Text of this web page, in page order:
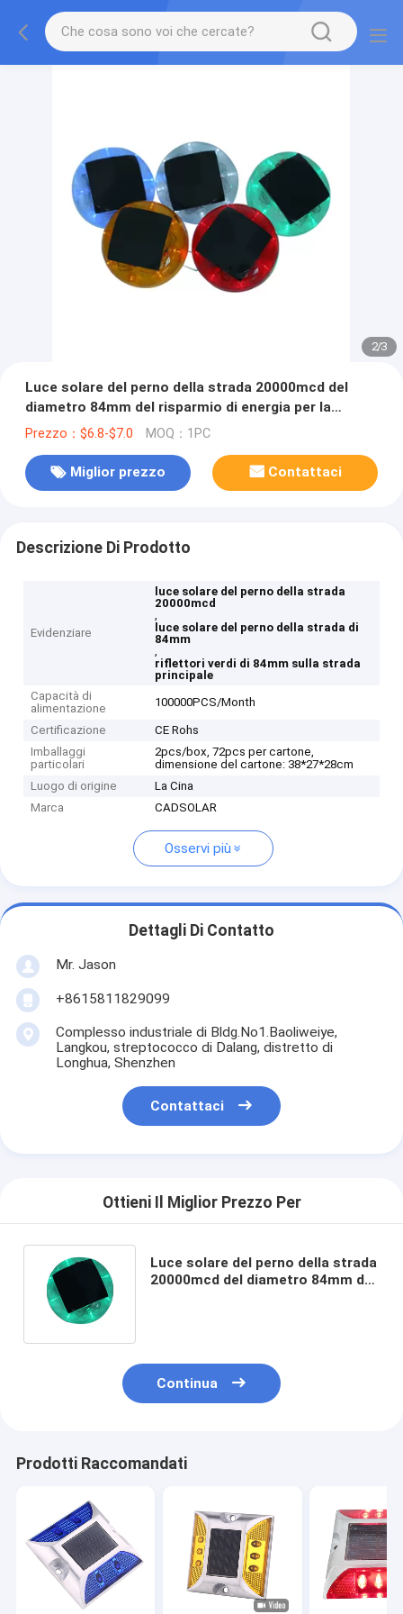
2/3
Luce solare del perno della strada 20000mcd del
diametro 84mm del risparmio di energia per la
strada principale
Prezzo：$6.8-$7.0 MOQ：1PC
Miglior prezzo Contattaci
Descrizione Di Prodotto
Evidenziare
luce solare del perno della strada
20000mcd
,
luce solare del perno della strada di
84mm
,
riflettori verdi di 84mm sulla strada
principale
Capacità di
alimentazione
100000PCS/Month
Certificazione
CE Rohs
Imballaggi
particolari
2pcs/box, 72pcs per cartone,
dimensione del cartone: 38*27*28cm
Luogo di origine
La Cina
Marca
CADSOLAR
Osservi più
Dettagli Di Contatto
Mr. Jason
+8615811829099
Complesso industriale di Bldg.No1.Baoliweiye,
Langkou, streptococco di Dalang, distretto di
Longhua, Shenzhen
Contattaci
Ottieni Il Miglior Prezzo Per
Luce solare del perno della strada
20000mcd del diametro 84mm del
Continua
Prodotti Raccomandati